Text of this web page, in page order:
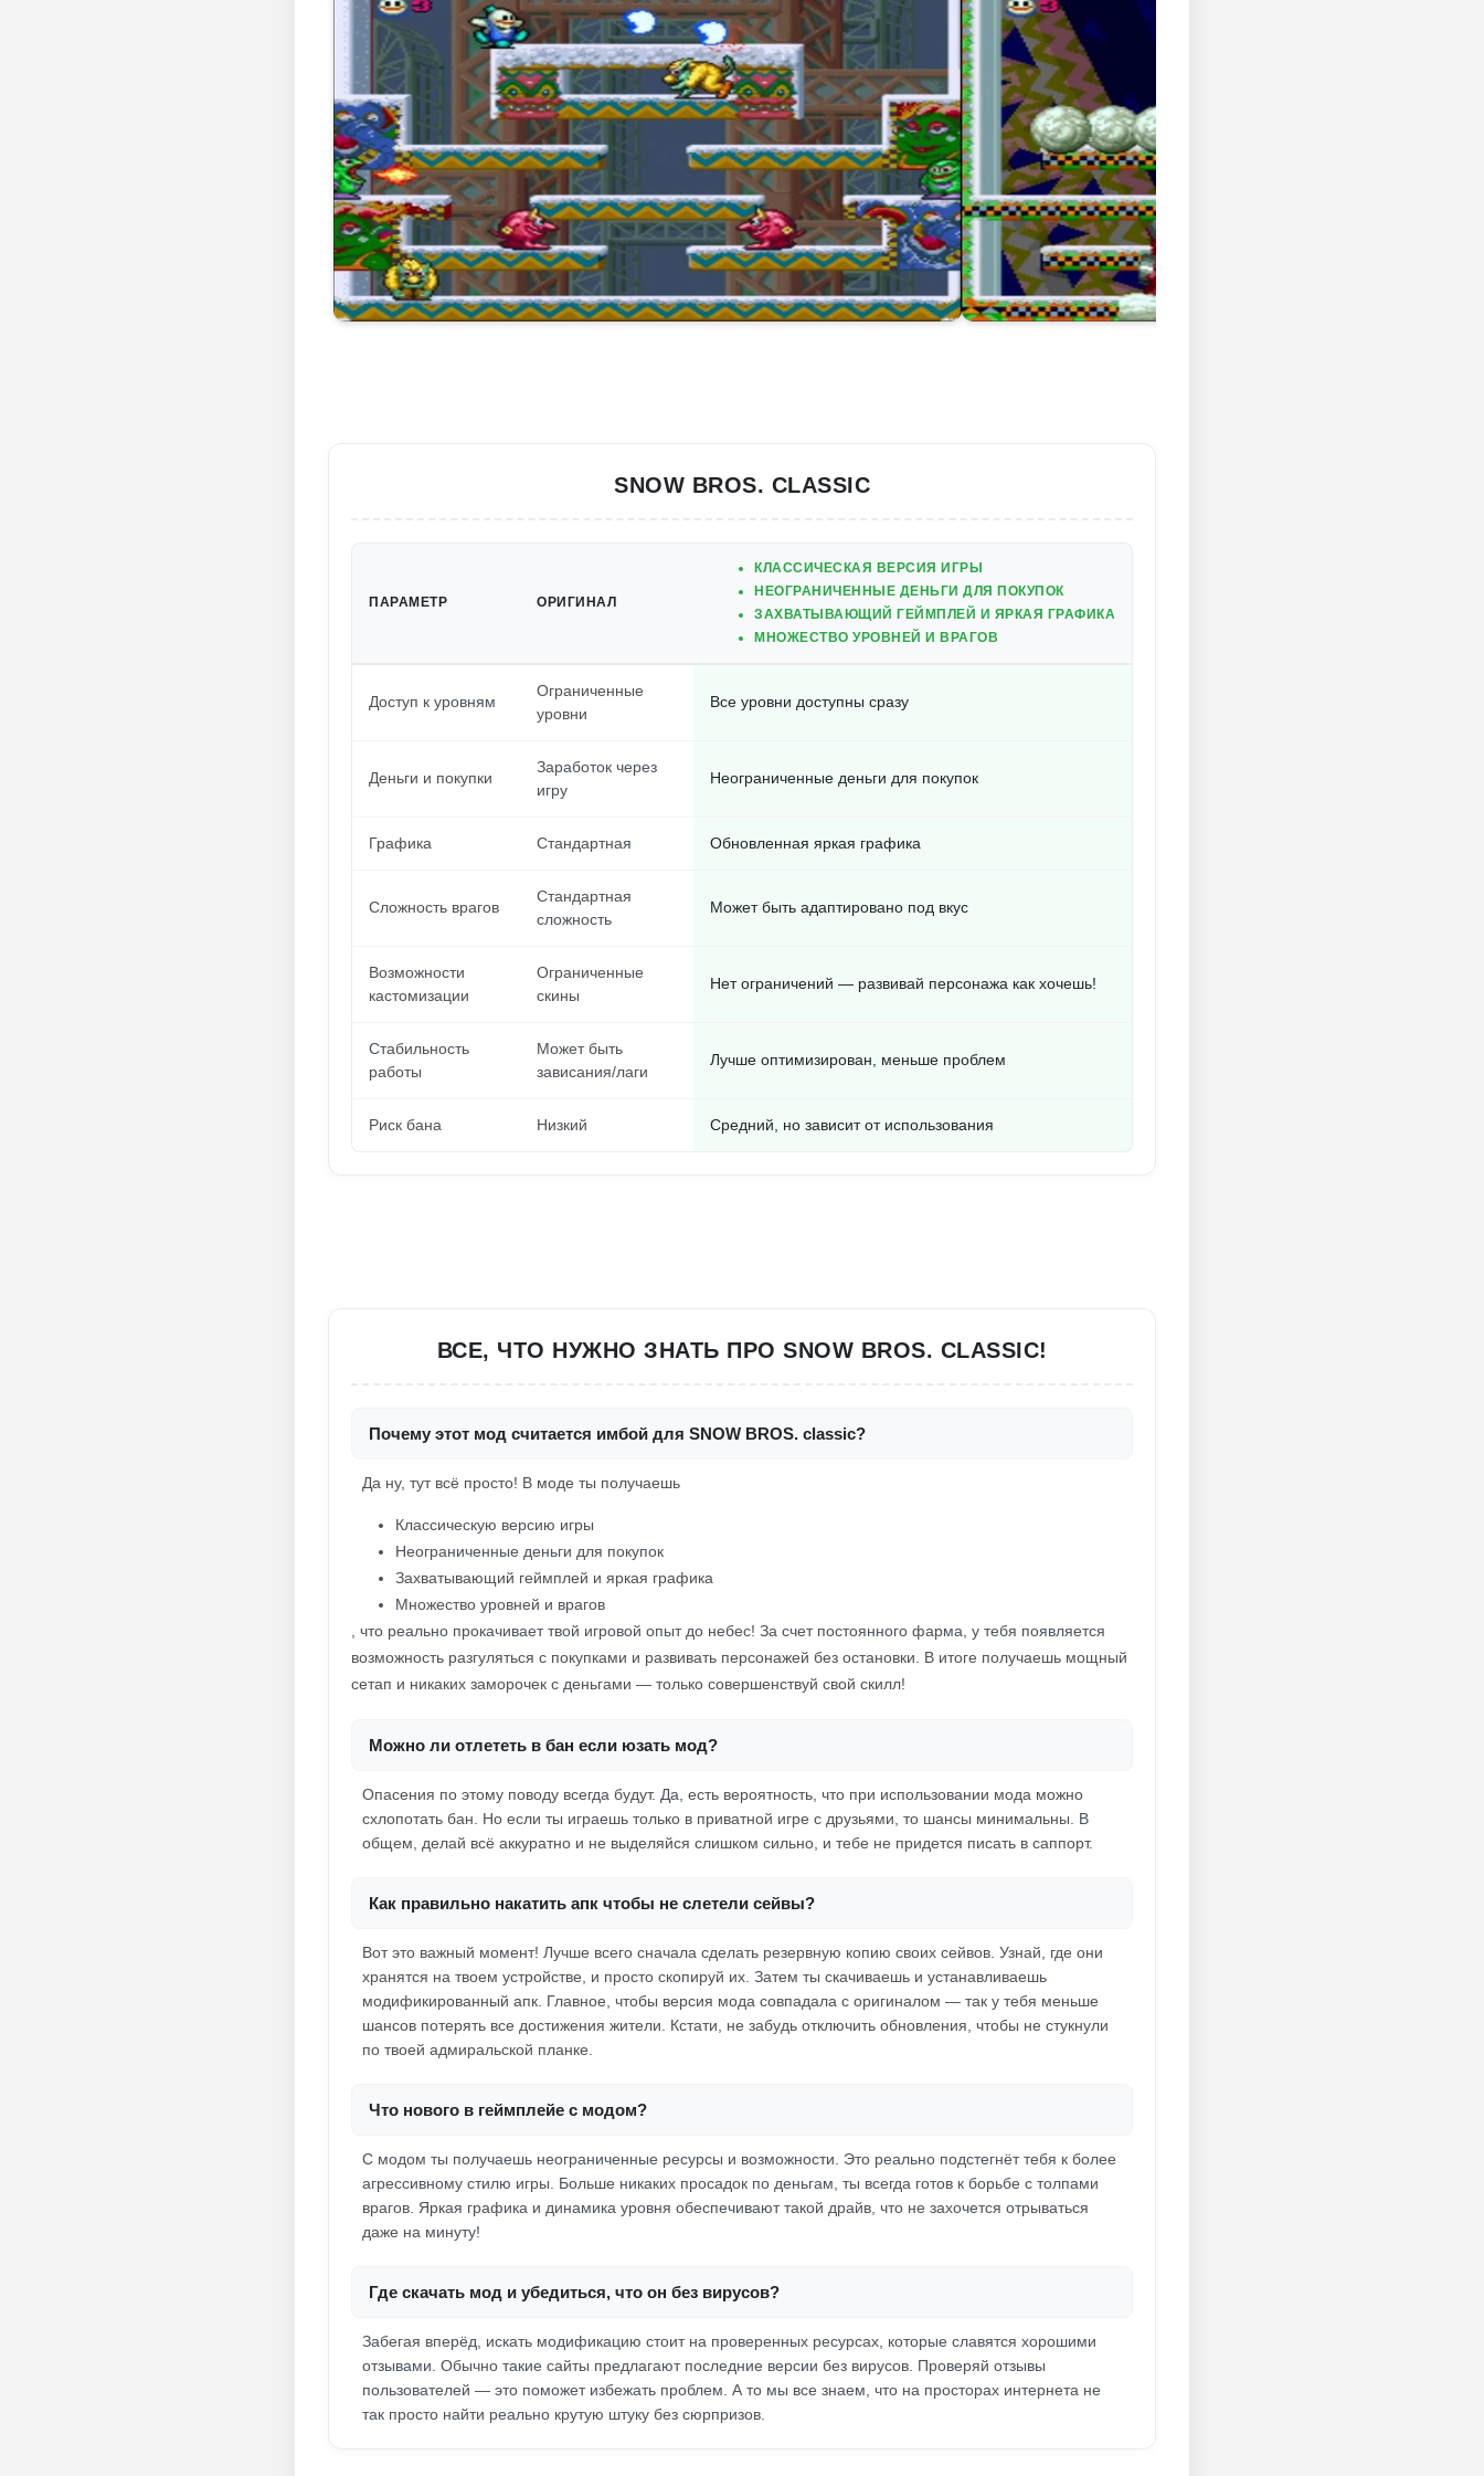
SNOW BROS. CLASSIC
ПАРАМЕТР ОРИГИНАЛ
КЛАССИЧЕСКАЯ ВЕРСИЯ ИГРЫ
НЕОГРАНИЧЕННЫЕ ДЕНЬГИ ДЛЯ ПОКУПОК
ЗАХВАТЫВАЮЩИЙ ГЕЙМПЛЕЙ И ЯРКАЯ ГРАФИКА
МНОЖЕСТВО УРОВНЕЙ И ВРАГОВ
Доступ к уровням
Ограниченные
уровни
Все уровни доступны сразу
Деньги и покупки
Заработок через
игру
Неограниченные деньги для покупок
Графика Стандартная Обновленная яркая графика
Сложность врагов
Стандартная
сложность
Может быть адаптировано под вкус
Возможности
кастомизации
Ограниченные
скины
Нет ограничений — развивай персонажа как хочешь!
Стабильность
работы
Может быть
зависания/лаги
Лучше оптимизирован, меньше проблем
Риск бана Низкий Средний, но зависит от использования
ВСЕ, ЧТО НУЖНО ЗНАТЬ ПРО SNOW BROS. CLASSIC!
Почему этот мод считается имбой для SNOW BROS. classic?
Да ну, тут всё просто! В моде ты получаешь
Классическую версию игры
Неограниченные деньги для покупок
Захватывающий геймплей и яркая графика
Множество уровней и врагов
, что реально прокачивает твой игровой опыт до небес! За счет постоянного фарма, у тебя появляется
возможность разгуляться с покупками и развивать персонажей без остановки. В итоге получаешь мощный
сетап и никаких заморочек с деньгами — только совершенствуй свой скилл!
Можно ли отлететь в бан если юзать мод?
Опасения по этому поводу всегда будут. Да, есть вероятность, что при использовании мода можно
схлопотать бан. Но если ты играешь только в приватной игре с друзьями, то шансы минимальны. В
общем, делай всё аккуратно и не выделяйся слишком сильно, и тебе не придется писать в саппорт.
Как правильно накатить апк чтобы не слетели сейвы?
Вот это важный момент! Лучше всего сначала сделать резервную копию своих сейвов. Узнай, где они
хранятся на твоем устройстве, и просто скопируй их. Затем ты скачиваешь и устанавливаешь
модификированный апк. Главное, чтобы версия мода совпадала с оригиналом — так у тебя меньше
шансов потерять все достижения жители. Кстати, не забудь отключить обновления, чтобы не стукнули
по твоей адмиральской планке.
Что нового в геймплейе с модом?
С модом ты получаешь неограниченные ресурсы и возможности. Это реально подстегнёт тебя к более
агрессивному стилю игры. Больше никаких просадок по деньгам, ты всегда готов к борьбе с толпами
врагов. Яркая графика и динамика уровня обеспечивают такой драйв, что не захочется отрываться
даже на минуту!
Где скачать мод и убедиться, что он без вирусов?
Забегая вперёд, искать модификацию стоит на проверенных ресурсах, которые славятся хорошими
отзывами. Обычно такие сайты предлагают последние версии без вирусов. Проверяй отзывы
пользователей — это поможет избежать проблем. А то мы все знаем, что на просторах интернета не
так просто найти реально крутую штуку без сюрпризов.